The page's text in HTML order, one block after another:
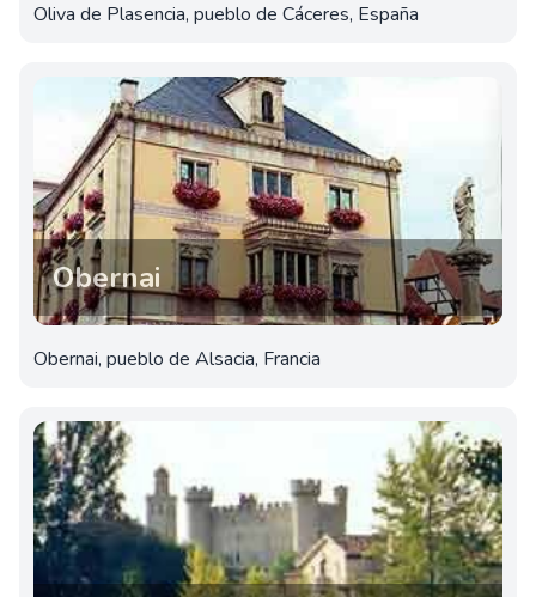
Oliva de Plasencia, pueblo de Cáceres, España
Obernai
Obernai, pueblo de Alsacia, Francia